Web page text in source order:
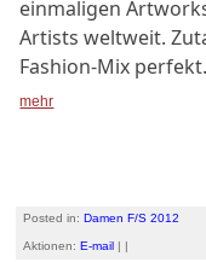
einmaligen
Artists weltweit.
Fashion-Mix perfekt.
mehr
Posted in:Damen F/S 2012
Aktionen:E-mail | |